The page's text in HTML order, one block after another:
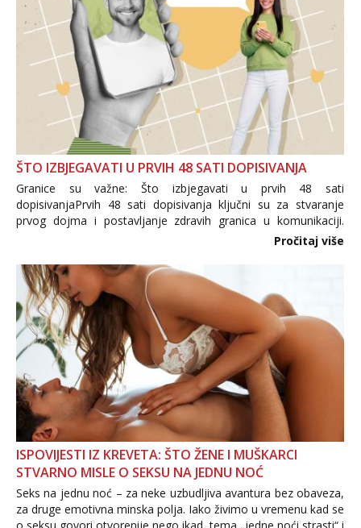
ŠTO IZBJEGAVATI U PRVIH 48 SATI DOPISIVANJA
Granice su važne: Što izbjegavati u prvih 48 sati
dopisivanjaPrvih 48 sati dopisivanja ključni su za stvaranje
prvog dojma i postavljanje zdravih granica u komunikaciji.
Važno je izbjeći prebrzo otkrivanje osobnih ili intimnih
informacija, jer nepoznata osoba još nije zaslužila to
povjerenje. Takođe...
Pročitaj više
ISPOVIJESTI IZ KREVETA: ŠTO ŽENE I MUŠKARCI
STVARNO MISLE O SEKSU NA JEDNU NOĆ
Seks na jednu noć – za neke uzbudljiva avantura bez obaveza,
za druge emotivna minska polja. Iako živimo u vremenu kad se